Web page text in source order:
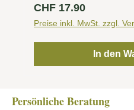
Regulärer Preis:
CHF 17.90
Preise inkl. MwSt. zzgl.
In den
Persönliche Beratung